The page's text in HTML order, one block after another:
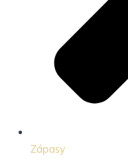
Zápasy